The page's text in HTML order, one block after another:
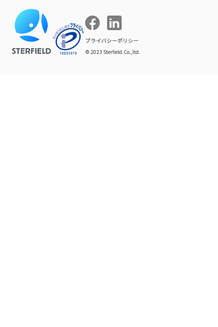
COMPE NAVI
イベントレポート
プライバシーポリシー
© 2023 Sterfield.Co.,ltd.